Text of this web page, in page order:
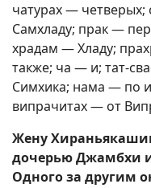
чатурах —
Самхладу; прак —
храдам — Хладу;
также; ча — и; тат-
Симхика; нама — по
випрачитах — от
Жену
дочерью Джамбхи
Одного за другим